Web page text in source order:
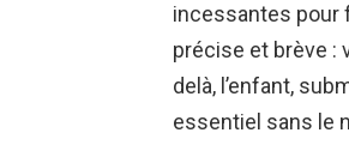
incessantes pour
précise et brève :
delà, l’enfant,
essentiel sans le